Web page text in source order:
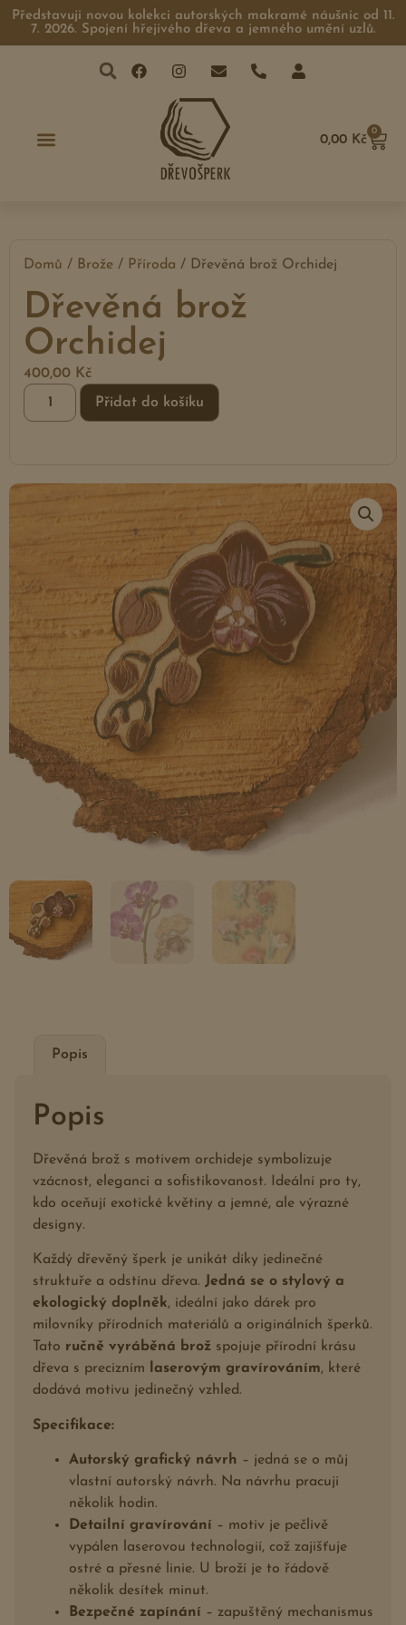
Představuji novou kolekci autorských makramé náušnic od 11.
7. 2026. Spojení hřejivého dřeva a jemného umění uzlů.
0,00 Kč
0
Domů / Brože / Příroda / Dřevěná brož Orchidej
Dřevěná brož
Orchidej
400,00 Kč
Přidat do košíku
Popis
Popis
Dřevěná brož s motivem orchideje symbolizuje
vzácnost, eleganci a sofistikovanost. Ideální pro ty,
kdo oceňují exotické květiny a jemné, ale výrazné
designy.
Každý dřevěný šperk je unikát díky jedinečné
struktuře a odstínu dřeva. Jedná se o stylový a
ekologický doplněk, ideální jako dárek pro
milovníky přírodních materiálů a originálních šperků.
Tato ručně vyráběná brož spojuje přírodní krásu
dřeva s precizním laserovým gravírováním, které
dodává motivu jedinečný vzhled.
Specifikace:
Autorský grafický návrh – jedná se o můj
vlastní autorský návrh. Na návrhu pracuji
několik hodin.
Detailní gravírování – motiv je pečlivě
vypálen laserovou technologií, což zajišťuje
ostré a přesné linie. U broží je to řádově
několik desítek minut.
Bezpečné zapínání – zapuštěný mechanismus